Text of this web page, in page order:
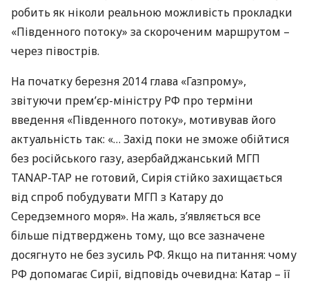
робить як ніколи реальною можливість прокладки
«Південного потоку» за скороченим маршрутом –
через півострів.
На початку березня 2014 глава «Газпрому»,
звітуючи прем’єр-міністру РФ про терміни
введення «Південного потоку», мотивував його
актуальність так: «… Захід поки не зможе обійтися
без російського газу, азербайджанський МГП
TANAP-TAP не готовий, Сирія стійко захищається
від спроб побудувати МГП з Катару до
Середземного моря». На жаль, з’являється все
більше підтверджень тому, що все зазначене
досягнуто не без зусиль РФ. Якщо на питання: чому
РФ допомагає Сирії, відповідь очевидна: Катар – її